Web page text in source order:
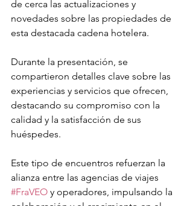
de cerca las actualizaciones y
novedades sobre las propiedades de
esta destacada cadena hotelera.
Durante la presentación, se
compartieron detalles clave sobre las
experiencias y servicios que ofrecen,
destacando su compromiso con la
calidad y la satisfacción de sus
huéspedes.
Este tipo de encuentros refuerzan la
alianza entre las agencias de viajes
#FraVEO y operadores, impulsando la